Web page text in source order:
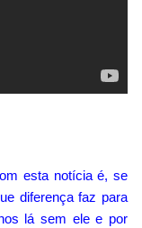
esta notícia é, se
diferença faz para
lá sem ele e por